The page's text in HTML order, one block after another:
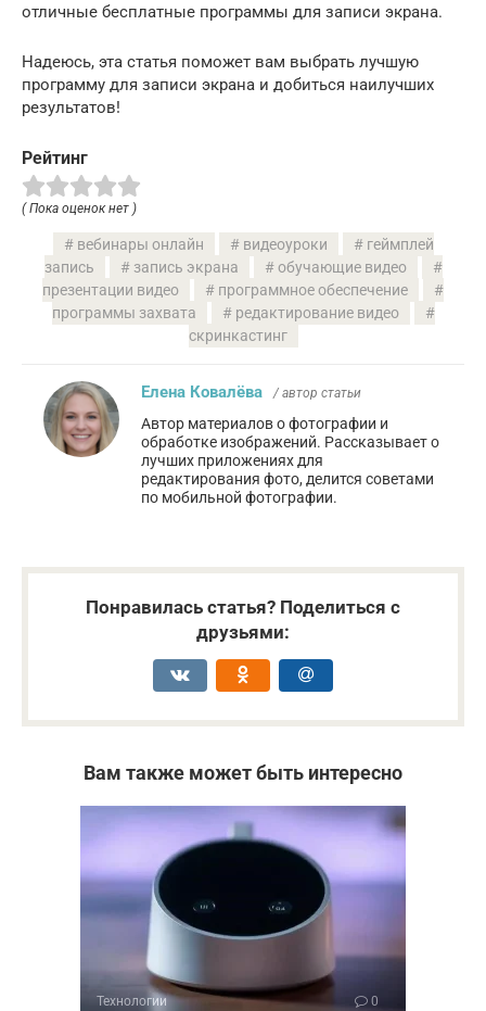
отличные бесплатные программы для записи экрана.
Надеюсь, эта статья поможет вам выбрать лучшую
программу для записи экрана и добиться наилучших
результатов!
Рейтинг
( Пока оценок нет )
вебинары онлайн видеоуроки
геймплей
запись
запись экрана
обучающие видео
презентации видео
программное обеспечение
программы захвата
редактирование видео
скринкастинг
Елена Ковалёва / автор статьи
Автор материалов о фотографии и
обработке изображений. Рассказывает о
лучших приложениях для
редактирования фото, делится советами
по мобильной фотографии.
Понравилась статья? Поделиться с
друзьями:
Вам также может быть интересно
Технологии 0